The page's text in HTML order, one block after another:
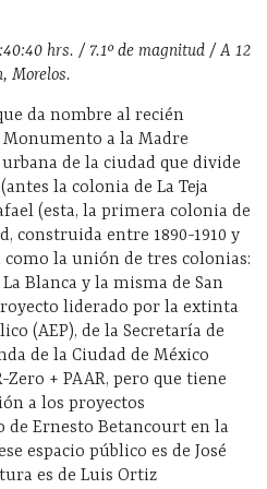
hrs. / 7.1º de magnitud / A 12
Morelos.
da nombre al recién
a la Madre
de la ciudad que divide
la colonia de La Teja
(esta, la primera colonia de
construida entre 1890-1910 y
la unión de tres colonias:
Blanca y la misma de San
liderado por la extinta
(AEP), de la Secretaría de
de la Ciudad de México
Zero + PAAR, pero que tiene
a los proyectos
de Ernesto Betancourt en la
espacio público es de José
es de Luis Ortiz